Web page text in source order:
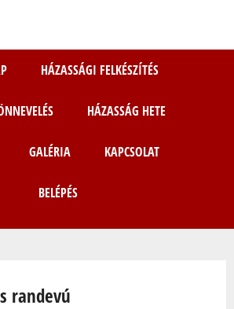
HÁZASSÁGI FELKÉSZÍTÉS
HÁZASSÁG HETE
GALÉRIA KAPCSOLAT
BELÉPÉS
randevú